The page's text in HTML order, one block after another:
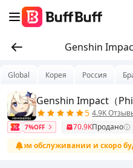
Genshin
Global Корея Россия
Genshin Impact（
5 4.9K
7%OFF 70.9KПродано
обслуживании и скоро